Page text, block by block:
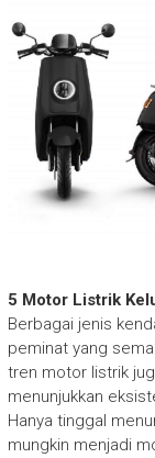
5 Motor Listrik
Berbagai jenis
peminat yang
tren motor listrik
menunjukkan
Hanya tinggal
mungkin menjadi